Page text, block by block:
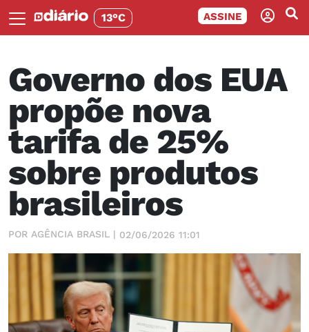
13°C ASSINE
Governo dos EUA
propõe nova
tarifa de 25%
sobre produtos
brasileiros
POR AGÊNCIA BRASIL | 02/06/2026 11:01